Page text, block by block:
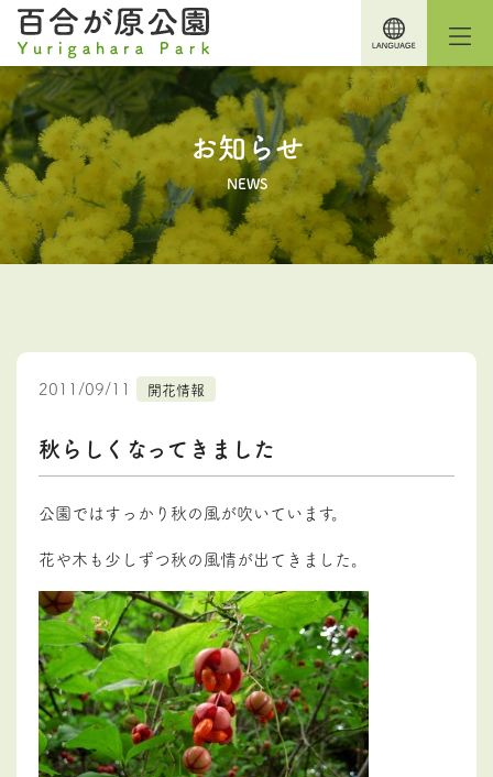
お知らせ
NEWS
2011/09/11 開花情報
秋らしくなってきました
公園ではすっかり秋の風が吹いています。
花や木も少しずつ秋の風情が出てきました。